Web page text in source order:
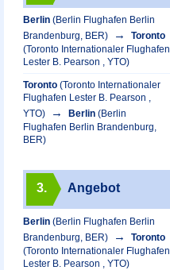
Berlin (Berlin Flughafen Berlin
Brandenburg, BER)
Toronto
(Toronto Internationaler Flughafen
Lester B. Pearson , YTO)
Toronto (Toronto Internationaler
Flughafen Lester B. Pearson ,
YTO)
Berlin (Berlin
Flughafen Berlin Brandenburg,
BER)
3. Angebot
Berlin (Berlin Flughafen Berlin
Brandenburg, BER)
Toronto
(Toronto Internationaler Flughafen
Lester B. Pearson , YTO)